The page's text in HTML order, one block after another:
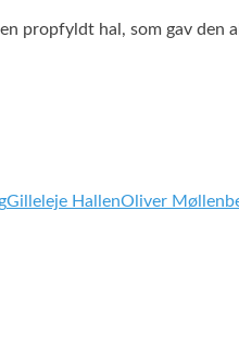
propfyldt hal, som gav den
Gilleleje HallenOliver